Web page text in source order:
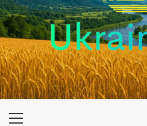
UKRAINE-IS
ПУТЕШЕСТВИЕ ПО
Primary